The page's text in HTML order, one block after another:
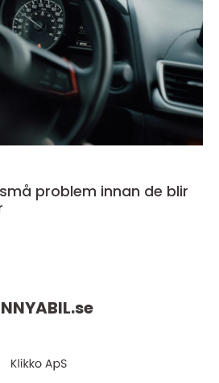
problem innan de blir
se